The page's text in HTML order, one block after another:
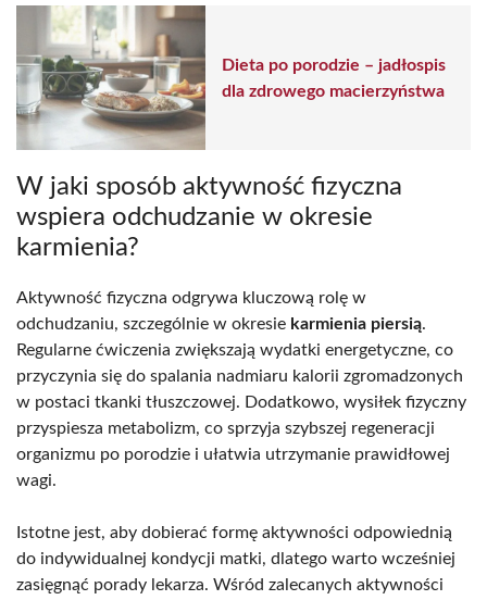
Dieta po porodzie – jadłospis
dla zdrowego macierzyństwa
W jaki sposób aktywność fizyczna
wspiera odchudzanie w okresie
karmienia?
Aktywność fizyczna odgrywa kluczową rolę w
odchudzaniu, szczególnie w okresie karmienia piersią.
Regularne ćwiczenia zwiększają wydatki energetyczne, co
przyczynia się do spalania nadmiaru kalorii zgromadzonych
w postaci tkanki tłuszczowej. Dodatkowo, wysiłek fizyczny
przyspiesza metabolizm, co sprzyja szybszej regeneracji
organizmu po porodzie i ułatwia utrzymanie prawidłowej
wagi.
Istotne jest, aby dobierać formę aktywności odpowiednią
do indywidualnej kondycji matki, dlatego warto wcześniej
zasięgnąć porady lekarza. Wśród zalecanych aktywności